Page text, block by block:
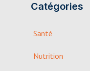
Catégories
Santé
Nutrition